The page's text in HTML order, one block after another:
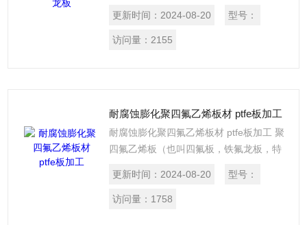
四氟乙烯树脂在常温下用模压法成型，再
经烧结、冷却而制成。
更新时间： 2024-08-20 型号：
访问量： 2155
耐腐蚀膨化聚四氟乙烯板材 ptfe板加工
耐腐蚀膨化聚四氟乙烯板材 ptfe板加工 聚
四氟乙烯板（也叫四氟板，铁氟龙板，特
聚四氟乙烯树脂在常温下用模压法成型，
再经烧结、冷却而制成
更新时间： 2024-08-20 型号：
访问量： 1758